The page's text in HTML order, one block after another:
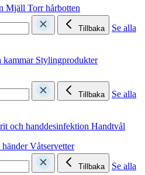
Mjäll Torr hårbotten
Tillbaka
Se alla
kammar Stylingprodukter
Tillbaka
Se alla
och handdesinfektion Handtvål
Våtservetter
Tillbaka
Se alla